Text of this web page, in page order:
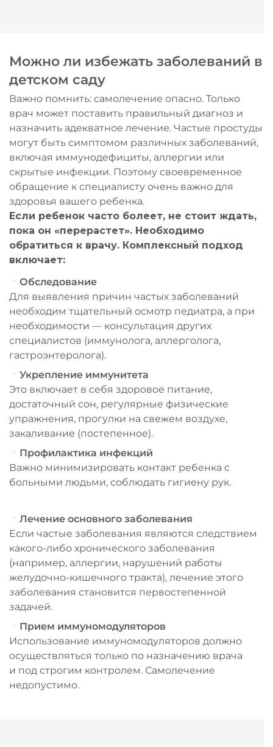
Можно ли избежать заболеваний в
детском саду
Важно помнить: самолечение опасно. Только
врач может поставить правильный диагноз и
назначить адекватное лечение. Частые простуды
могут быть симптомом различных заболеваний,
включая иммунодефициты, аллергии или
скрытые инфекции. Поэтому своевременное
обращение к специалисту очень важно для
здоровья вашего ребенка.
Если ребенок часто болеет, не стоит ждать,
пока он «перерастет». Необходимо
обратиться к врачу. Комплексный подход
включает:
Обследование
Для выявления причин частых заболеваний
необходим тщательный осмотр педиатра, а при
необходимости — консультация других
специалистов (иммунолога, аллерголога,
гастроэнтеролога).
Укрепление иммунитета
Это включает в себя здоровое питание,
достаточный сон, регулярные физические
упражнения, прогулки на свежем воздухе,
закаливание (постепенное).
Профилактика инфекций
Важно минимизировать контакт ребенка с
больными людьми, соблюдать гигиену рук.
Лечение основного заболевания
Если частые заболевания являются следствием
какого-либо хронического заболевания
(например, аллергии, нарушений работы
желудочно-кишечного тракта), лечение этого
заболевания становится первостепенной
задачей.
Прием иммуномодуляторов
Использование иммуномодуляторов должно
осуществляться только по назначению врача
и под строгим контролем. Самолечение
недопустимо.